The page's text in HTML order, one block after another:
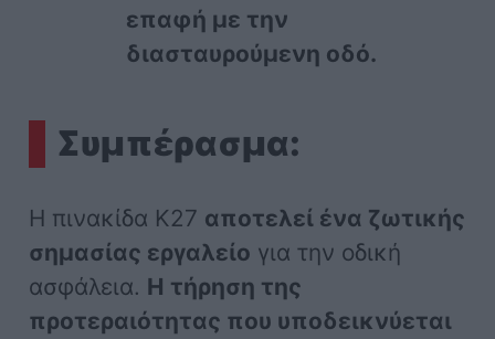
επαφή με την
διασταυρούμενη οδό.
Συμπέρασμα:
Η πινακίδα Κ27 αποτελεί ένα ζωτικής
σημασίας εργαλείο για την οδική
ασφάλεια. Η τήρηση της
προτεραιότητας που υποδεικνύεται